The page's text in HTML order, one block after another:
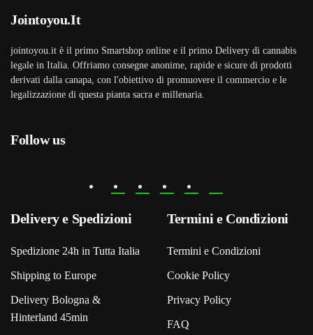
Jointoyou.It
jointoyou.it è il primo Smartshop online e il primo Delivery di cannabis
legale in Italia. Offriamo consegne anonime, rapide e sicure di prodotti
derivati dalla canapa, con l'obiettivo di promuovere il commercio e le
legalizzazione di questa pianta sacra e millenaria.
Follow us
Delivery e Spedizioni
Spedizione 24h in Tutta Italia
Shipping to Europe
Delivery Bologna &
Hinterland 45min
Termini e Condizioni
Termini e Condizioni
Cookie Policy
Privacy Policy
FAQ